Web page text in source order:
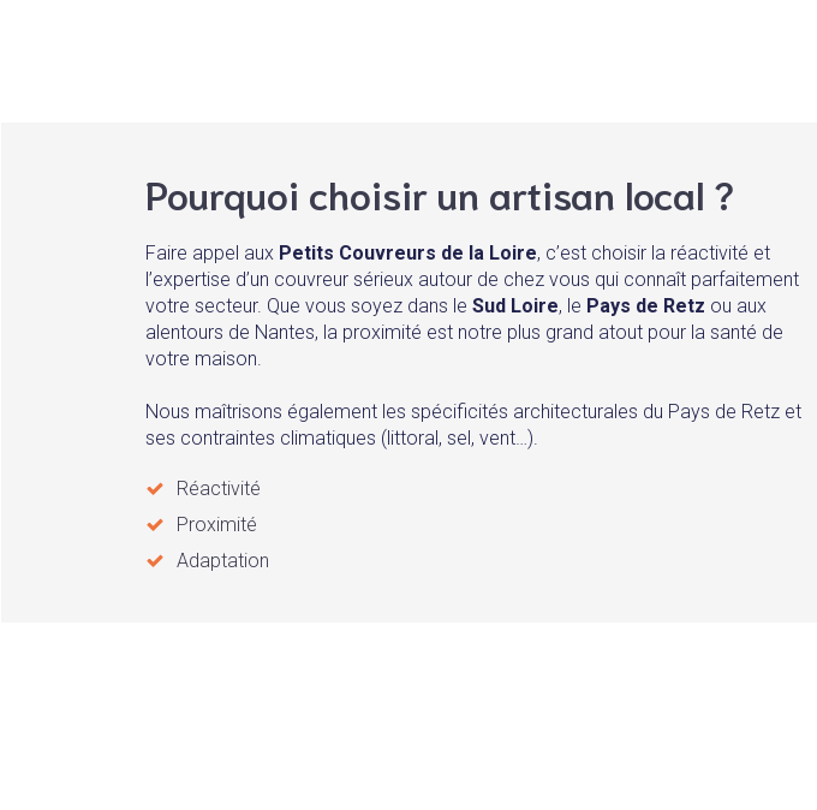
Pourquoi choisir un artisan local ?
Faire appel aux Petits Couvreurs de la Loire, c’est choisir la réactivité et
l’expertise d’un couvreur sérieux autour de chez vous qui connaît parfaitement
votre secteur. Que vous soyez dans leSud Loire, le Pays de Retz ou aux
alentours de Nantes, la proximité est notre plus grand atout pour la santé de
votre maison.
Nous maîtrisons également les spécificités architecturales du Pays de Retz et
ses contraintes climatiques (littoral, sel, vent…).
Réactivité
Proximité
Adaptation